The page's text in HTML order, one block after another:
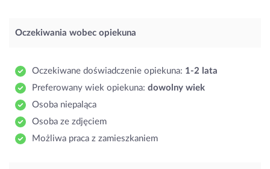
Oczekiwania wobec opiekuna
Oczekiwane doświadczenie opiekuna: 1-2 lata
Preferowany wiek opiekuna: dowolny wiek
Osoba niepaląca
Osoba ze zdjęciem
Możliwa praca z zamieszkaniem